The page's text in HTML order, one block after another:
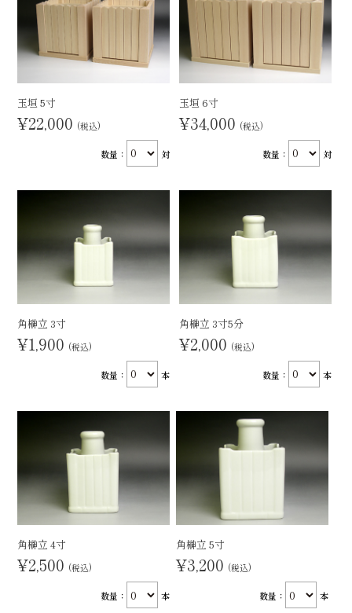
玉垣 5寸
¥22,000 (税込)
数量： 対
玉垣 6寸
¥34,000 (税込)
数量： 対
角榊立 3寸
¥1,900 (税込)
数量： 本
角榊立 3寸5分
¥2,000 (税込)
数量： 本
角榊立 4寸
¥2,500 (税込)
数量： 本
角榊立 5寸
¥3,200 (税込)
数量： 本